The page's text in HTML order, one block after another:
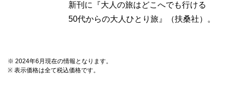
新刊に『大人の旅はどこへでも行ける
50代からの大人ひとり旅』（扶桑社）。
※ 2024年6月現在の情報となります。
※ 表示価格は全て税込価格です。